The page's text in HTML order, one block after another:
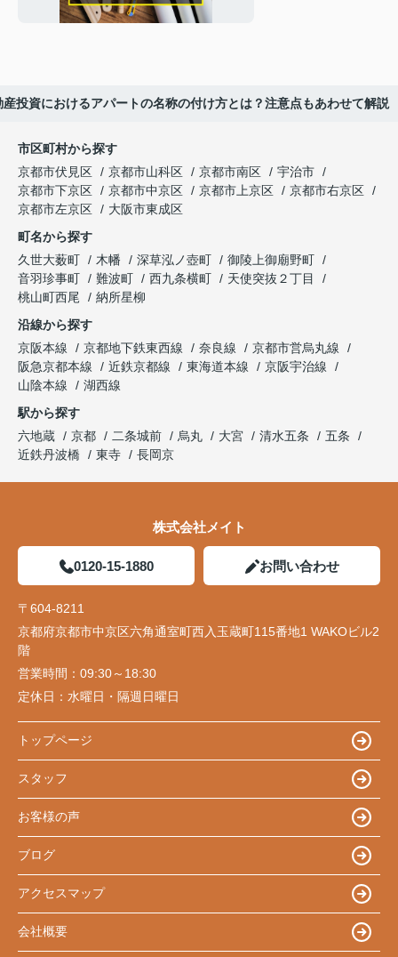
産投資におけるアパートの名称の付け方とは？注意点もあわせて解説
市区町村から探す
京都市伏見区
京都市山科区 京都市南区
宇治市
京都市下京区
京都市中京区 京都市上京区
京都市右京区
京都市左京区
大阪市東成区
町名から探す
久世大薮町
木幡 深草泓ノ壺町
御陵上御廟野町
音羽珍事町
難波町 西九条横町
天使突抜２丁目
桃山町西尾
納所星柳
沿線から探す
京阪本線
京都地下鉄東西線 奈良線
京都市営烏丸線
阪急京都本線
近鉄京都線 東海道本線
京阪宇治線
山陰本線
湖西線
駅から探す
六地蔵
京都 二条城前 烏丸 大宮 清水五条
五条
近鉄丹波橋
東寺 長岡京
株式会社メイト
0120-15-1880 お問い合わせ
〒604-8211
京都府京都市中京区六角通室町西入玉蔵町115番地1 WAKOビル2
階
営業時間： 09:30～18:30
定休日： 水曜日・隔週日曜日
トップページ
スタッフ
お客様の声
ブログ
アクセスマップ
会社概要